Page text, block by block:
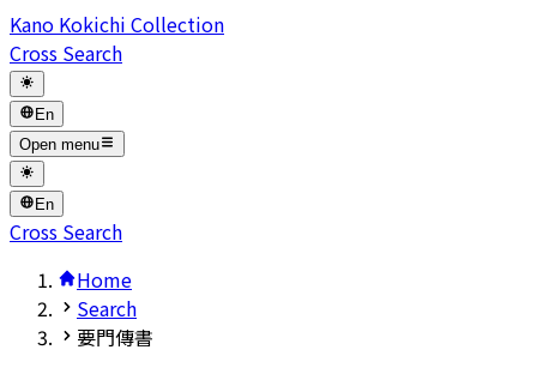
Kano Kokichi Collection
Cross Search
En
Open menu
En
Cross Search
Home
Search
要門傳書